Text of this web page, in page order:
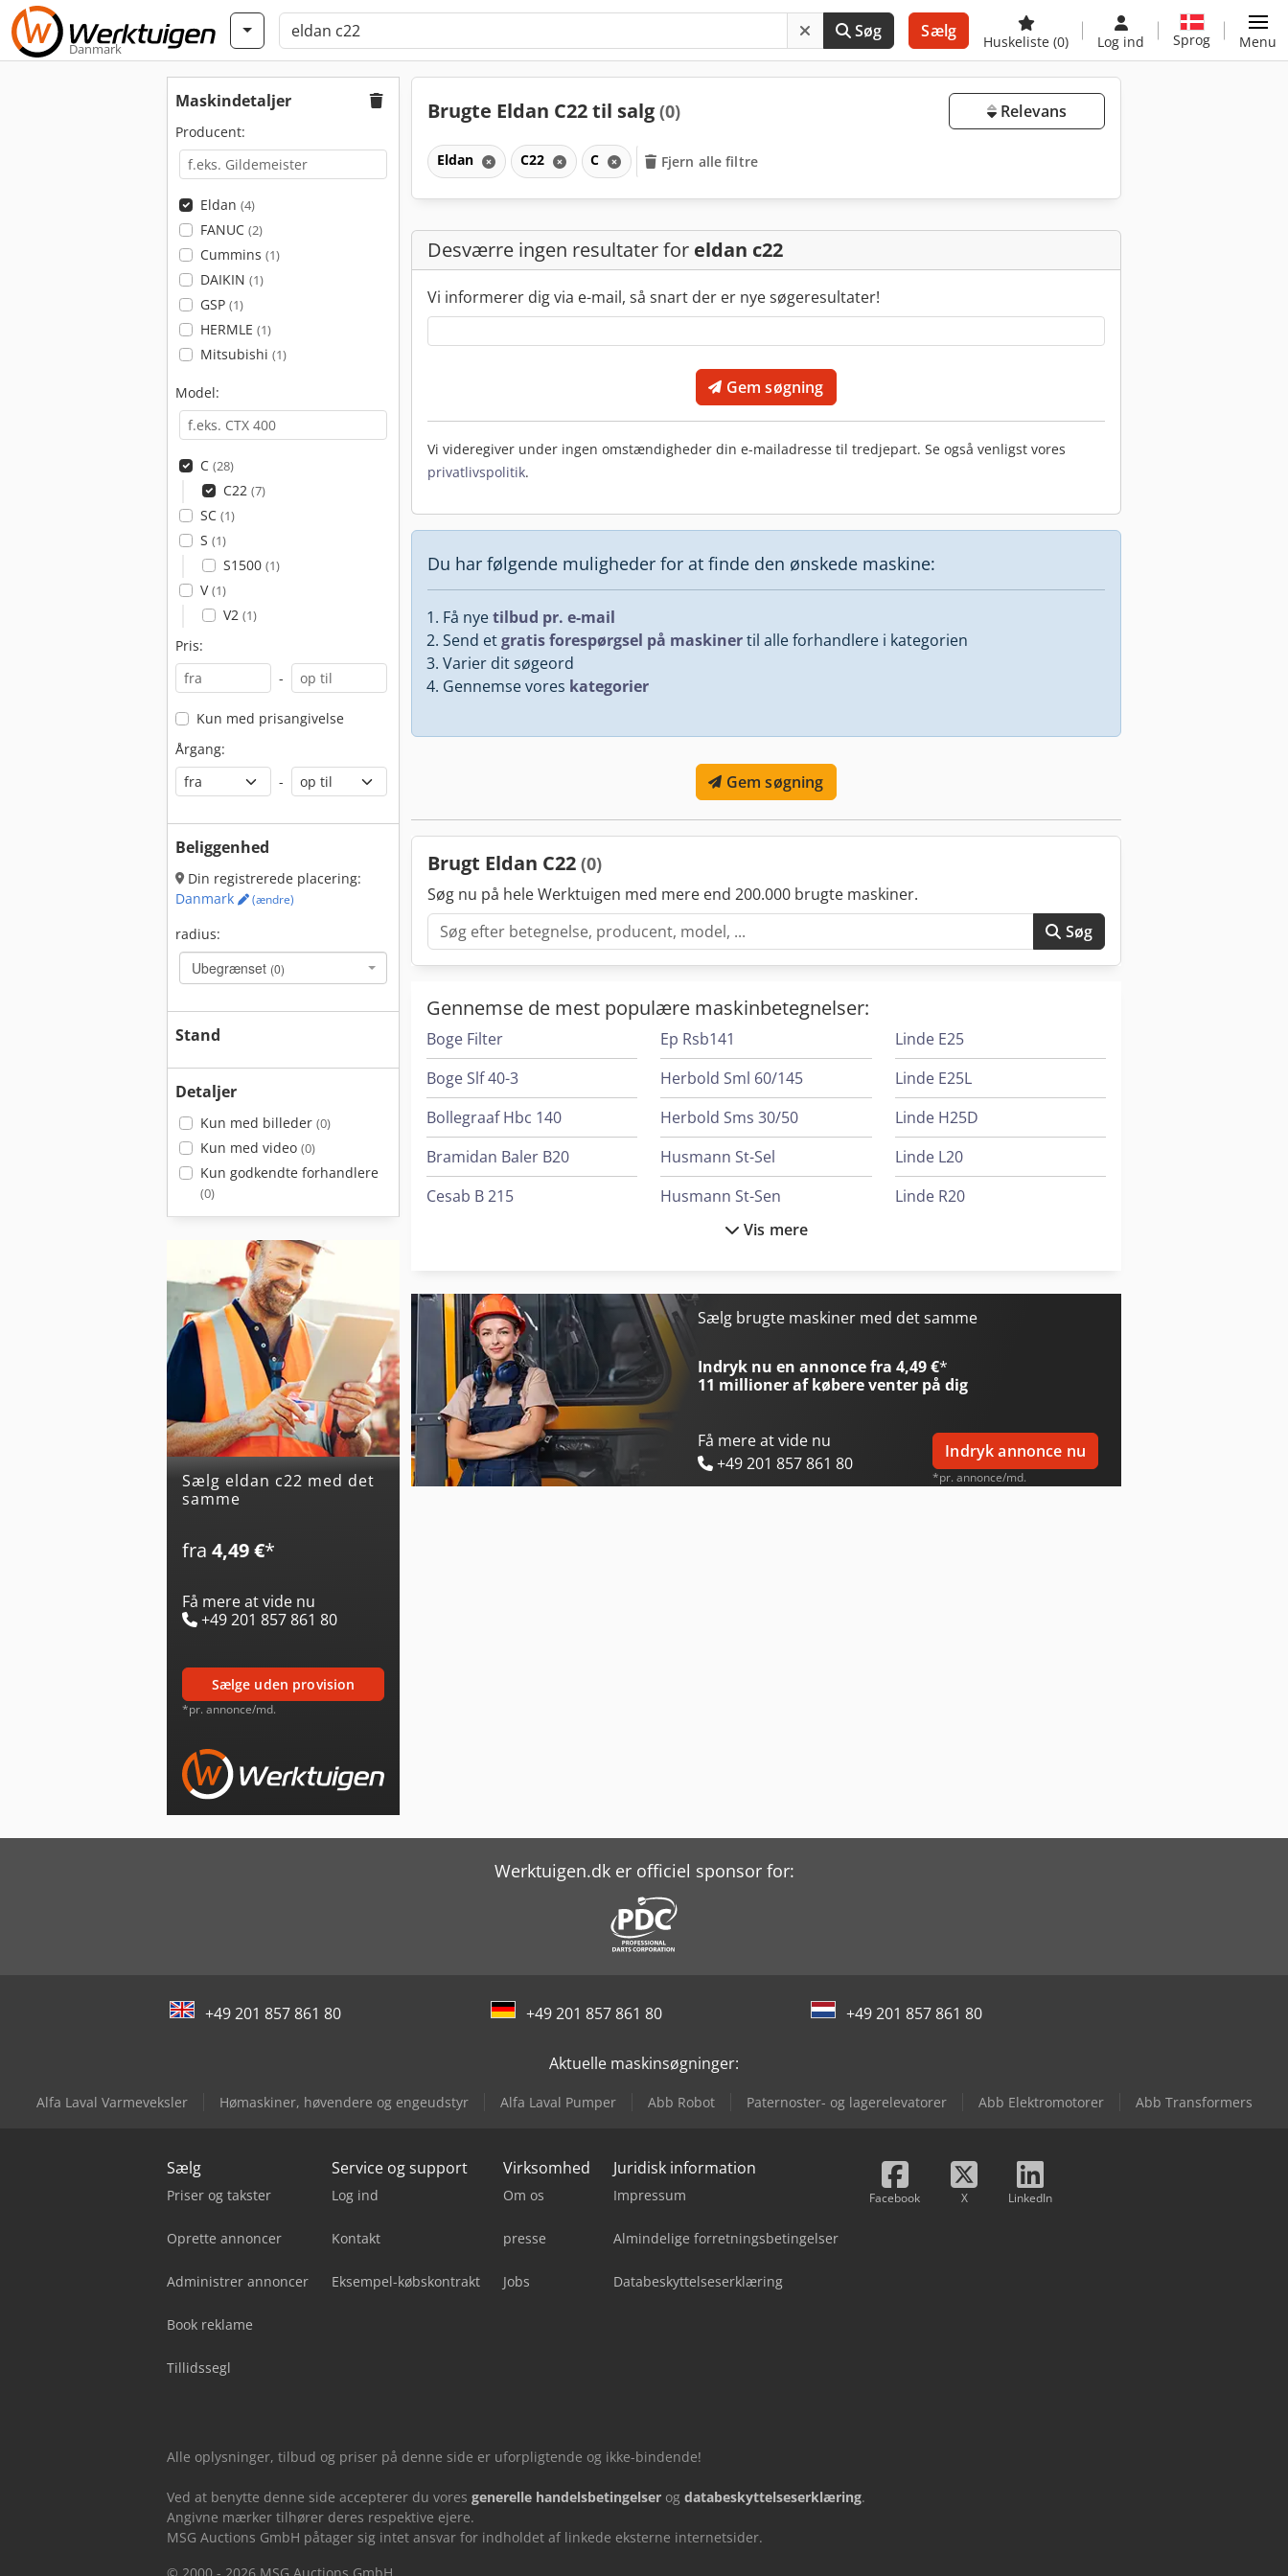
Danmark
Søg Sælg
Huskeliste (0) Log ind Sprog Menu
Maskindetaljer
Producent:
Eldan (4)
FANUC (2)
Cummins (1)
DAIKIN (1)
GSP (1)
HERMLE (1)
Mitsubishi (1)
Model:
C (28)
C22 (7)
SC (1)
S (1)
S1500 (1)
V(1)
V2 (1)
Pris:
-
Kun med prisangivelse
Årgang:
-
Beliggenhed
Din registrerede placering:
Danmark
(ændre)
radius:
Ubegrænset (0)
Stand
Detaljer
Kun med billeder (0)
Kun med video (0)
Kun godkendte forhandlere
(0)
Sælg eldan c22 med det
samme
fra 4,49 €*
Få mere at vide nu
+49 201 857 861 80
sælge uden provision
*pr. annonce/md.
Brugte Eldan C22 til salg (0) Relevans
Eldan C22 C Fjern alle filtre
Desværre ingen resultater for eldan c22
Vi informerer dig via e-mail, så snart der er nye søgeresultater!
Gem søgning
Vi videregiver under ingen omstændigheder din e-mailadresse til tredjepart. Se også venligst vores
privatlivspolitik.
Du har følgende muligheder for at finde den ønskede maskine:
Få nyetilbud pr. e-mail
Send etgratis forespørgsel på maskinertil alle forhandlere i kategorien
Varier dit søgeord
Gennemse vores kategorier
Gem søgning
Brugt Eldan C22 (0)
Søg nu på hele Werktuigen med mere end 200.000 brugte maskiner.
Søg
Gennemse de mest populære maskinbetegnelser:
Boge Filter
Boge Slf 40-3
Bollegraaf Hbc 140
Bramidan Baler B20
Cesab B 215
Ep Efl181
Ep Esl122
Ep Rsb141
Herbold Sml 60/145
Herbold Sms 30/50
Husmann St-Sel
Husmann St-Sen
Huvema Hu 230 Dg
Linde E20
Linde E20L
Linde E25
Linde E25L
Linde H25D
Linde L20
Linde R20
Vis mere
Sælg brugte maskiner med det samme
Indryk nu en annonce fra 4,49 €*
11 millioner af købereventer på dig
Få mere at vide nu
+49 201 857 861 80
Indryk annonce nu
*pr. annonce/md.
Werktuigen.dk er officiel sponsor for:
+49 201 857 861 80 +49 201 857 861 80 +49 201 857 861 80
Aktuelle maskinsøgninger:
Alfa Laval Varmeveksler Hømaskiner, høvendere og engeudstyr Alfa Laval Pumper Abb Robot Paternoster- og lagerelevatorer Abb Elektromotorer Abb Transformers
Sælg
Priser og takster
Oprette annoncer
Administrer annoncer
Book reklame
Tillidssegl
Service og support
Log ind
Kontakt
Eksempel-købskontrakt
Virksomhed
Om os
presse
Jobs
Juridisk information
Impressum
Almindelige forretningsbetingelser
Databeskyttelseserklæring
Facebook X LinkedIn
Alle oplysninger, tilbud og priser på denne side er uforpligtende og ikke-bindende!
Ved at benytte denne side accepterer du vores generelle handelsbetingelser og databeskyttelseserklæring.
Angivne mærker tilhører deres respektive ejere.
MSG Auctions GmbH påtager sig intet ansvar for indholdet af linkede eksterne internetsider.